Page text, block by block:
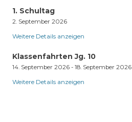
1. Schultag
2. September 2026
Weitere Details anzeigen
Klassenfahrten Jg. 10
14. September 2026 - 18. September 2026
Weitere Details anzeigen